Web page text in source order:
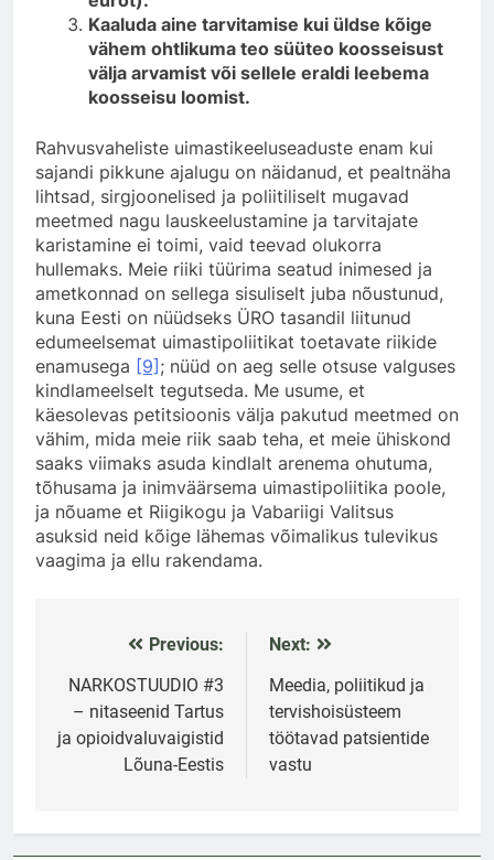
Kaaluda aine tarvitamise kui üldse kõige
vähem ohtlikuma teo süüteo koosseisust
välja arvamist või sellele eraldi leebema
koosseisu loomist.
Rahvusvaheliste uimastikeeluseaduste enam kui
sajandi pikkune ajalugu on näidanud, et pealtnäha
lihtsad, sirgjoonelised ja poliitiliselt mugavad
meetmed nagu lauskeelustamine ja tarvitajate
karistamine ei toimi, vaid teevad olukorra
hullemaks. Meie riiki tüürima seatud inimesed ja
ametkonnad on sellega sisuliselt juba nõustunud,
kuna Eesti on nüüdseks ÜRO tasandil liitunud
edumeelsemat uimastipoliitikat toetavate riikide
enamusega [9]; nüüd on aeg selle otsuse valguses
kindlameelselt tegutseda. Me usume, et
käesolevas petitsioonis välja pakutud meetmed on
vähim, mida meie riik saab teha, et meie ühiskond
saaks viimaks asuda kindlalt arenema ohutuma,
tõhusama ja inimväärsema uimastipoliitika poole,
ja nõuame et Riigikogu ja Vabariigi Valitsus
asuksid neid kõige lähemas võimalikus tulevikus
vaagima ja ellu rakendama.
Navigeerimine
Previous:
NARKOSTUUDIO #3
– nitaseenid Tartus
ja opioidvaluvaigistid
Lõuna-Eestis
Next:
Meedia, poliitikud ja
tervishoisüsteem
töötavad patsientide
vastu